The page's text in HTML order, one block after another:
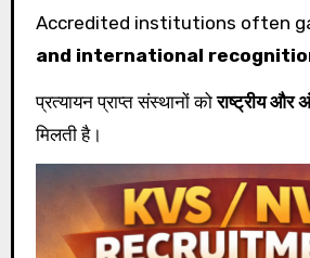
Accredited institutions often
and international
प्रत्यायन प्राप्त संस्थानों कोराष्ट्रीय और
मिलती है।